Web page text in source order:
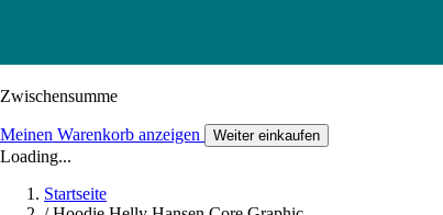
Zwischensumme
Meinen Warenkorb anzeigen Weiter einkaufen
Loading...
Startseite